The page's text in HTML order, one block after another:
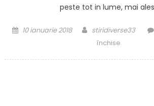
peste tot in lume, mai
Posted
10 ianuarie 2018 Author
stiridiverse33
închisepentru